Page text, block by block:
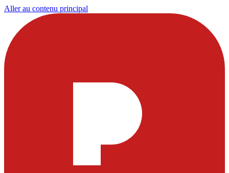
Aller au contenu principal